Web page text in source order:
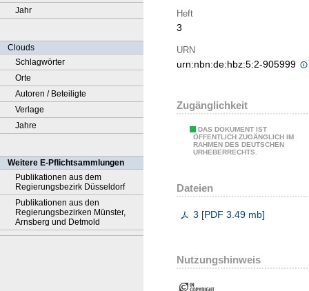
Jahr
Clouds
Schlagwörter
Orte
Autoren / Beteiligte
Verlage
Jahre
Weitere E-Pflichtsammlungen
Publikationen aus dem
Regierungsbezirk Düsseldorf
Publikationen aus den
Regierungsbezirken Münster,
Arnsberg und Detmold
Heft
3
URN
urn:nbn:de:hbz:5:2-905999
Zugänglichkeit
DAS DOKUMENT IST
ÖFFENTLICH ZUGÄNGLICH IM
RAHMEN DES DEUTSCHEN
URHEBERRECHTS.
Dateien
3 [PDF 3.49 mb]
Nutzungshinweis